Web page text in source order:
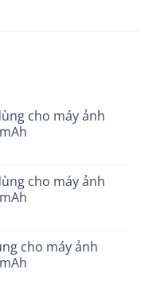
cho máy ảnh
₫.
cho máy ảnh
₫.
cho máy ảnh